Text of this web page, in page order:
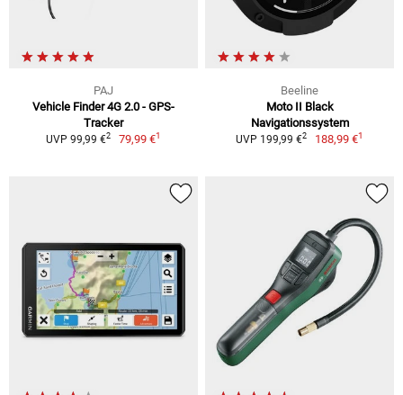
PAJ
Vehicle Finder 4G 2.0 - GPS-
Tracker
UVP 99,99 €2 79,99 €1
Beeline
Moto II Black
Navigationssystem
UVP 199,99 €2 188,99 €1